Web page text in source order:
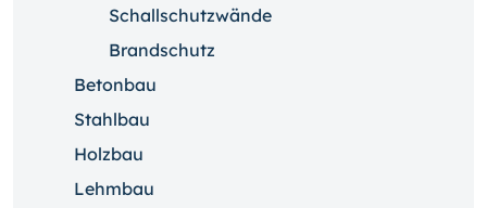
Schallschutzwände
Brandschutz
Betonbau
Stahlbau
Holzbau
Lehmbau